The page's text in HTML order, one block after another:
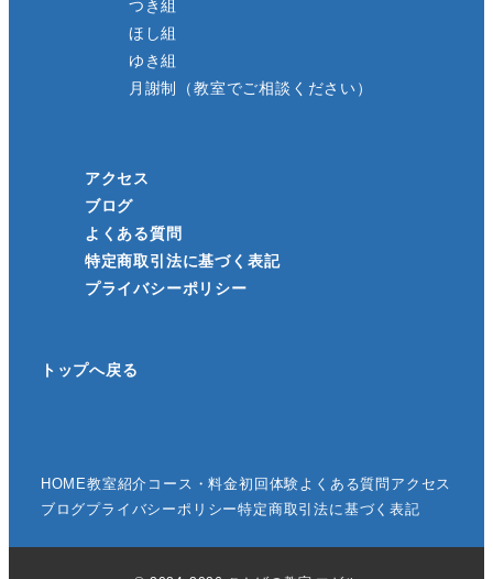
つき組
ほし組
ゆき組
月謝制（教室でご相談ください）
アクセス
ブログ
よくある質問
特定商取引法に基づく表記
プライバシーポリシー
トップへ戻る
HOME教室紹介 コース・料金初回体験よくある質問 アクセス
ブログプライバシーポリシー特定商取引法に基づく表記